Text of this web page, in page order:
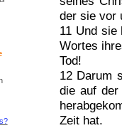
der sie vor
11Und sie
Wortes
Tod!
12Darum
die auf
Zeit hat.